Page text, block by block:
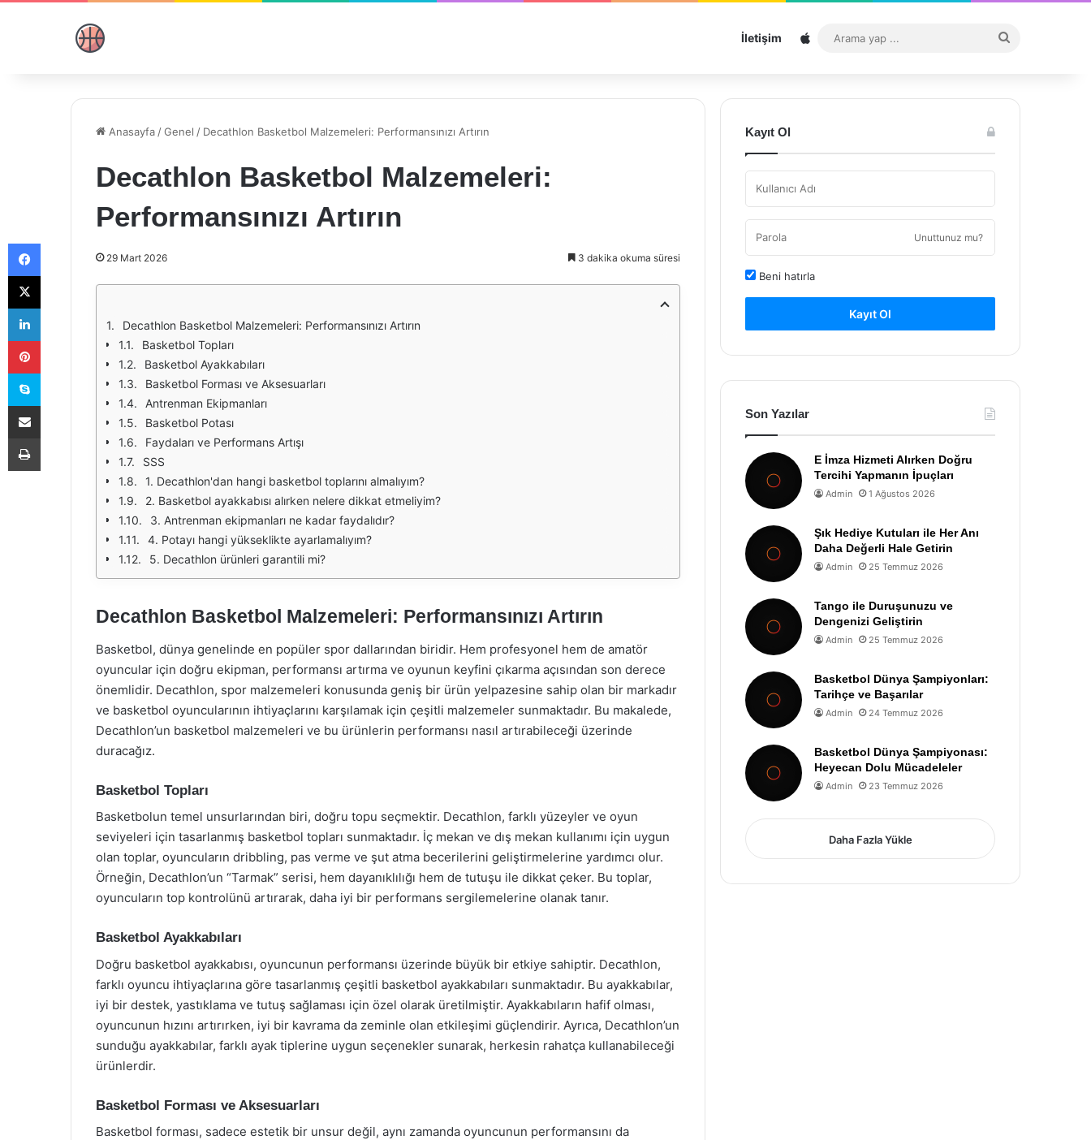
İletişim Sitemap
...
Anasayfa /Genel / Decathlon Basketbol Malzemeleri: Performansınızı Artırın
Decathlon Basketbol Malzemeleri:
Performansınızı Artırın
29 Mart 2026 3 dakika okuma süresi
Decathlon Basketbol Malzemeleri: Performansınızı Artırın
Basketbol Topları
Basketbol Ayakkabıları
Basketbol Forması ve Aksesuarları
Antrenman Ekipmanları
Basketbol Potası
Faydaları ve Performans Artışı
SSS
1. Decathlon'dan hangi basketbol toplarını almalıyım?
2. Basketbol ayakkabısı alırken nelere dikkat etmeliyim?
3. Antrenman ekipmanları ne kadar faydalıdır?
4. Potayı hangi yükseklikte ayarlamalıyım?
5. Decathlon ürünleri garantili mi?
Decathlon Basketbol Malzemeleri: Performansınızı Artırın
Basketbol, dünya genelinde en popüler spor dallarından biridir. Hem profesyonel hem de amatör
oyuncular için doğru ekipman, performansı artırma ve oyunun keyfini çıkarma açısından son derece
önemlidir. Decathlon, spor malzemeleri konusunda geniş bir ürün yelpazesine sahip olan bir markadır
ve basketbol oyuncularının ihtiyaçlarını karşılamak için çeşitli malzemeler sunmaktadır. Bu makalede,
Decathlon’un basketbol malzemeleri ve bu ürünlerin performansı nasıl artırabileceği üzerinde
duracağız.
Basketbol Topları
Basketbolun temel unsurlarından biri, doğru topu seçmektir. Decathlon, farklı yüzeyler ve oyun
seviyeleri için tasarlanmış basketbol topları sunmaktadır. İç mekan ve dış mekan kullanımı için uygun
olan toplar, oyuncuların dribbling, pas verme ve şut atma becerilerini geliştirmelerine yardımcı olur.
Örneğin, Decathlon’un “Tarmak” serisi, hem dayanıklılığı hem de tutuşu ile dikkat çeker. Bu toplar,
oyuncuların top kontrolünü artırarak, daha iyi bir performans sergilemelerine olanak tanır.
Basketbol Ayakkabıları
Doğru basketbol ayakkabısı, oyuncunun performansı üzerinde büyük bir etkiye sahiptir. Decathlon,
farklı oyuncu ihtiyaçlarına göre tasarlanmış çeşitli basketbol ayakkabıları sunmaktadır. Bu ayakkabılar,
iyi bir destek, yastıklama ve tutuş sağlaması için özel olarak üretilmiştir. Ayakkabıların hafif olması,
oyuncunun hızını artırırken, iyi bir kavrama da zeminle olan etkileşimi güçlendirir. Ayrıca, Decathlon’un
sunduğu ayakkabılar, farklı ayak tiplerine uygun seçenekler sunarak, herkesin rahatça kullanabileceği
ürünlerdir.
Basketbol Forması ve Aksesuarları
Basketbol forması, sadece estetik bir unsur değil, aynı zamanda oyuncunun performansını da
Kayıt Ol
Unuttunuz mu?
Beni hatırla
Kayıt Ol
Son Yazılar
E İmza Hizmeti Alırken Doğru
Tercihi Yapmanın İpuçları
Admin 1 Ağustos 2026
Şık Hediye Kutuları ile Her Anı
Daha Değerli Hale Getirin
Admin 25 Temmuz 2026
Tango ile Duruşunuzu ve
Dengenizi Geliştirin
Admin 25 Temmuz 2026
Basketbol Dünya Şampiyonları:
Tarihçe ve Başarılar
Admin 24 Temmuz 2026
Basketbol Dünya Şampiyonası:
Heyecan Dolu Mücadeleler
Admin 23 Temmuz 2026
Daha Fazla Yükle
Facebook
X
LinkedIn
Pinterest
Skype
E-Posta ile paylaş